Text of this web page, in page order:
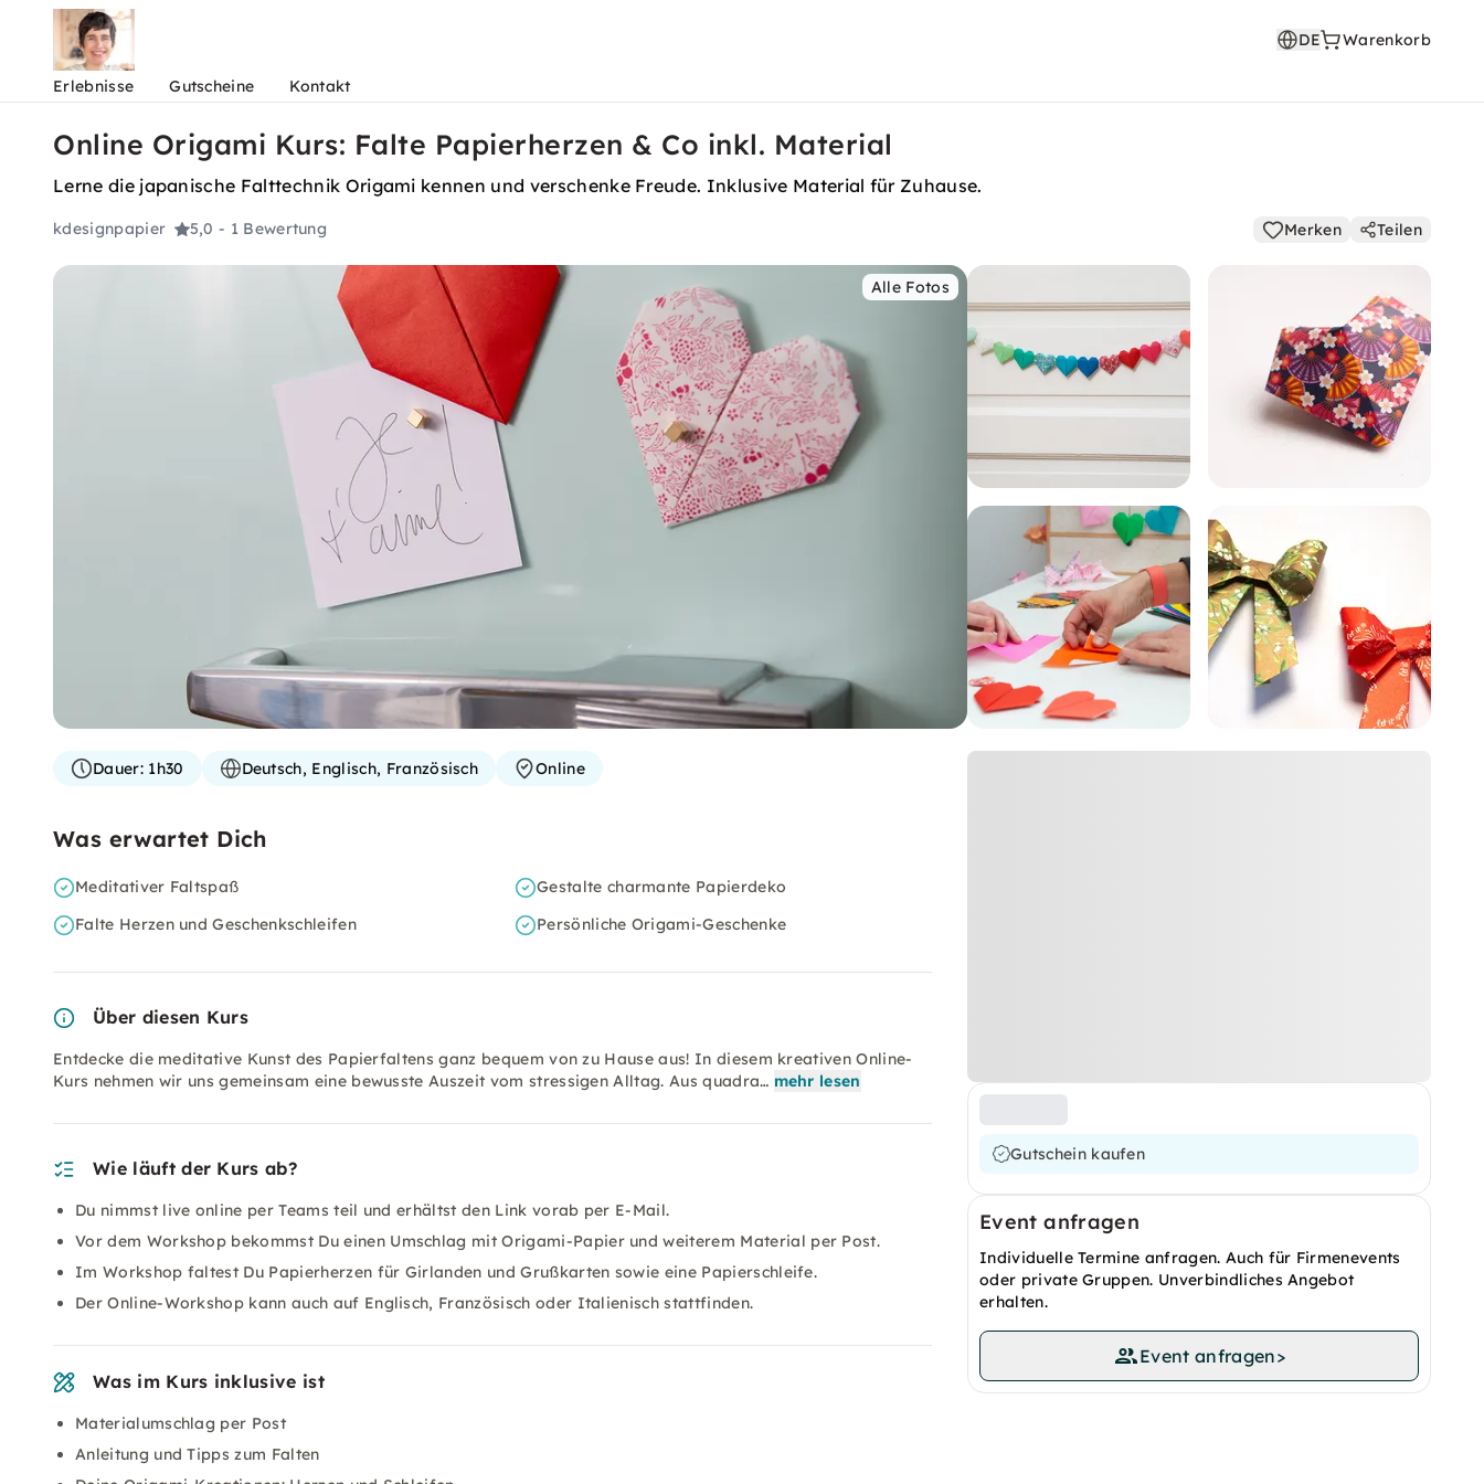
DE Warenkorb
Erlebnisse Gutscheine Kontakt
Online Origami Kurs: Falte Papierherzen & Co inkl. Material
Lerne die japanische Falttechnik Origami kennen und verschenke Freude. Inklusive Material für Zuhause.
kdesignpapier 5,0 - 1 Bewertung Merken Teilen
Alle Fotos
Gutschein kaufen
Event anfragen
Individuelle Termine anfragen. Auch für Firmenevents
oder private Gruppen. Unverbindliches Angebot
erhalten.
Event anfragen>
Dauer:1h30 Deutsch, Englisch, Französisch Online
Was erwartet Dich
Meditativer Faltspaß
Gestalte charmante Papierdeko
Falte Herzen und Geschenkschleifen
Persönliche Origami-Geschenke
Über diesen Kurs
Entdecke die meditative Kunst des Papierfaltens ganz bequem von zu Hause aus! In diesem kreativen Online-
Kurs nehmen wir uns gemeinsam eine bewusste Auszeit vom stressigen Alltag. Aus quadra… mehr lesen
Wie läuft der Kurs ab?
Du nimmst live online per Teams teil und erhältst den Link vorab per E-Mail.
Vor dem Workshop bekommst Du einen Umschlag mit Origami-Papier und weiterem Material per Post.
Im Workshop faltest Du Papierherzen für Girlanden und Grußkarten sowie eine Papierschleife.
Der Online-Workshop kann auch auf Englisch, Französisch oder Italienisch stattfinden.
Was im Kurs inklusive ist
Materialumschlag per Post
Anleitung und Tipps zum Falten